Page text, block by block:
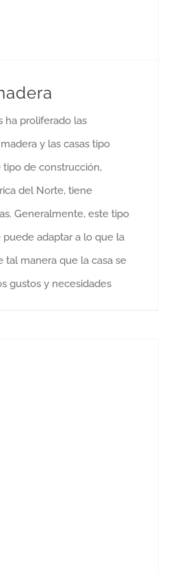
ha proliferado las
y las casas tipo
tipo de construcción,
del Norte, tiene
Generalmente, este tipo
adaptar a lo que la
tal manera que la casa se
gustos y necesidades